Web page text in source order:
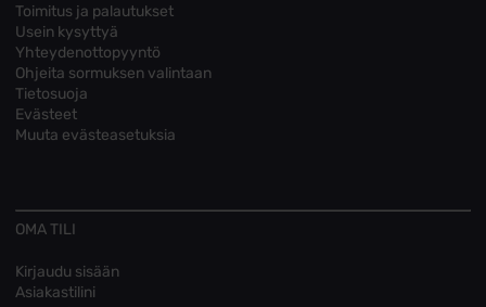
Toimitus ja palautukset
Usein kysyttyä
Yhteydenottopyyntö
Ohjeita sormuksen valintaan
Tietosuoja
Evästeet
Muuta evästeasetuksia
OMA TILI
Kirjaudu sisään
Asiakastilini